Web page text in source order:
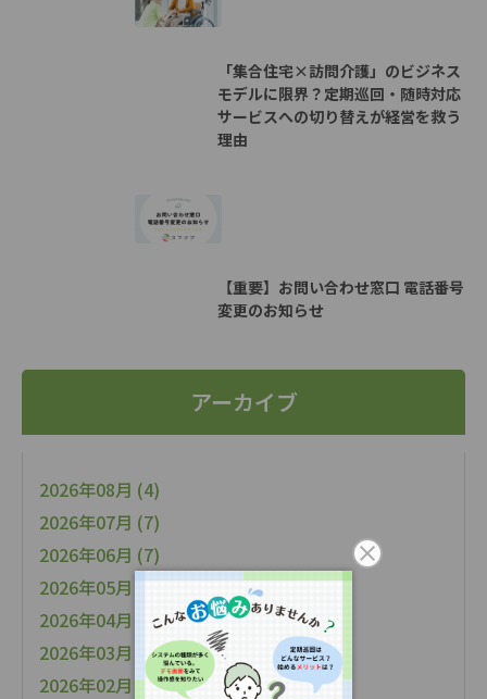
「集合住宅×訪問介護」のビジネス
モデルに限界？定期巡回・随時対応
サービスへの切り替えが経営を救う
理由
【重要】お問い合わせ窓口 電話番号
変更のお知らせ
アーカイブ
2026年08月 (4)
2026年07月 (7)
2026年06月 (7)
2026年05月 (7)
2026年04月 (6)
2026年03月 (9)
2026年02月 (10)